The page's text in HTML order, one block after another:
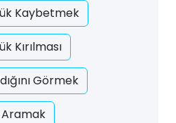
Kaybetmek
Kırılması
Görmek